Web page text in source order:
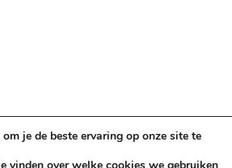
je de beste ervaring op onze site te